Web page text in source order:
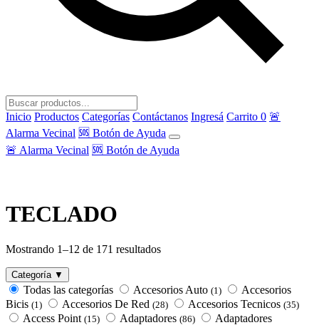
Inicio Productos Categorías Contáctanos Ingresá Carrito 0 🚨
Alarma Vecinal 🆘 Botón de Ayuda
🚨 Alarma Vecinal 🆘 Botón de Ayuda
TECLADO
Mostrando 1–12 de 171 resultadosOrdenado
últimos
Categoría ▼
Todas las categorías Accesorios Auto (1)
Accesorios
Bicis (1) Accesorios De Red (28) Accesorios Tecnicos (35)
Access Point (15) Adaptadores (86)
Adaptadores